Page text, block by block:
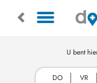
U bent
DO VR